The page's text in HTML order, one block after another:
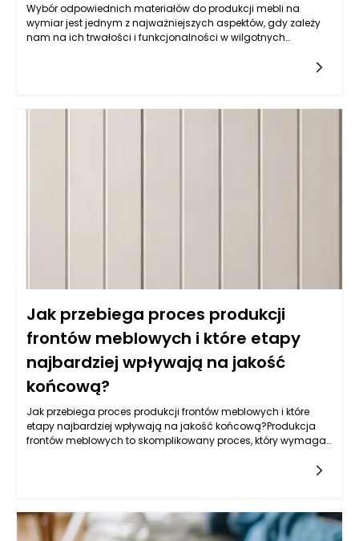
Wybór odpowiednich materiałów do produkcji mebli na
wymiar jest jednym z najważniejszych aspektów, gdy zależy
nam na ich trwałości i funkcjonalności w wilgotnych
sklejka wodoodporna. Istotne jest, aby materiał miał
Jak przebiega proces produkcji
frontów meblowych i które etapy
najbardziej wpływają na jakość
końcową?
Jak przebiega proces produkcji frontów meblowych i które
etapy najbardziej wpływają na jakość końcową?Produkcja
frontów meblowych to skomplikowany proces, który wymaga